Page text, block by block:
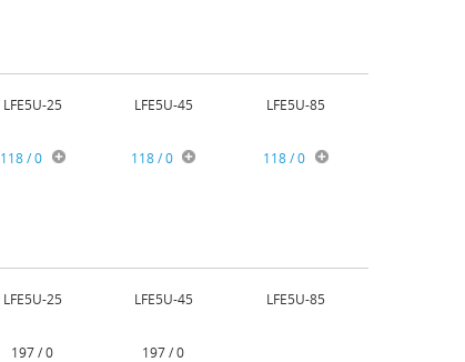
LFE5U-25 LFE5U-45 LFE5U-85
118 / 0 118 / 0 118 / 0
LFE5U-25 LFE5U-45 LFE5U-85
197 / 0 197 / 0